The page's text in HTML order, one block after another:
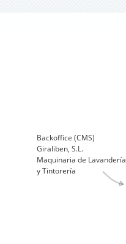
Backoffice (CMS)
Giraliben, S.L.
Maquinaria de Lavandería
y Tintorería